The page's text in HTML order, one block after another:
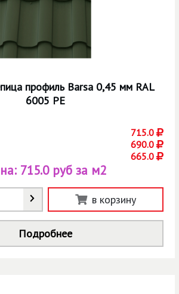
профиль Barsa 0,45 мм RAL
6005 РЕ
715.0
690.0
665.0
715.0 руб за м2
в корзину
Подробнее